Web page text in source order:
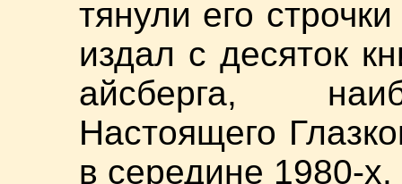
тянули его
издал с десяток
айсберга,
Настоящего
в середине 1980-х.